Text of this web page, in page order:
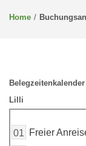
Home
Lilli